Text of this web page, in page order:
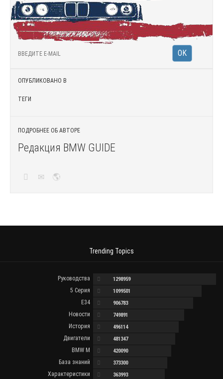
ОПУБЛИКОВАНО В
ТЕГИ
ПОДРОБНЕЕ ОБ АВТОРЕ
Редакция BMW GUIDE
Trending Topics
Руководства 1298959
5 Серия 1099501
E34 906783
Новости 749891
История 496114
Двигатели 481347
BMW M 420090
База знаний 373300
Характеристики 363993